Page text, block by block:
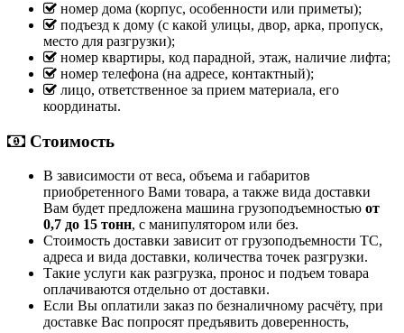
номер дома (корпус, особенности или приметы);
подъезд к дому (с какой улицы, двор, арка, пропуск,
место для разгрузки);
номер квартиры, код парадной, этаж, наличие лифта;
номер телефона (на адресе, контактный);
лицо, ответственное за прием материала, его
координаты.
Стоимость
В зависимости от веса, объема и габаритов
приобретенного Вами товара, а также вида доставки
Вам будет предложена машина грузоподъемностью от
0,7 до 15 тонн, с манипулятором или без.
Стоимость доставки зависит от грузоподъемности ТС,
адреса и вида доставки, количества точек разгрузки.
Такие услуги как разгрузка, пронос и подъем товара
оплачиваются отдельно от доставки.
Если Вы оплатили заказ по безналичному расчёту, при
доставке Вас попросят предъявить доверенность,